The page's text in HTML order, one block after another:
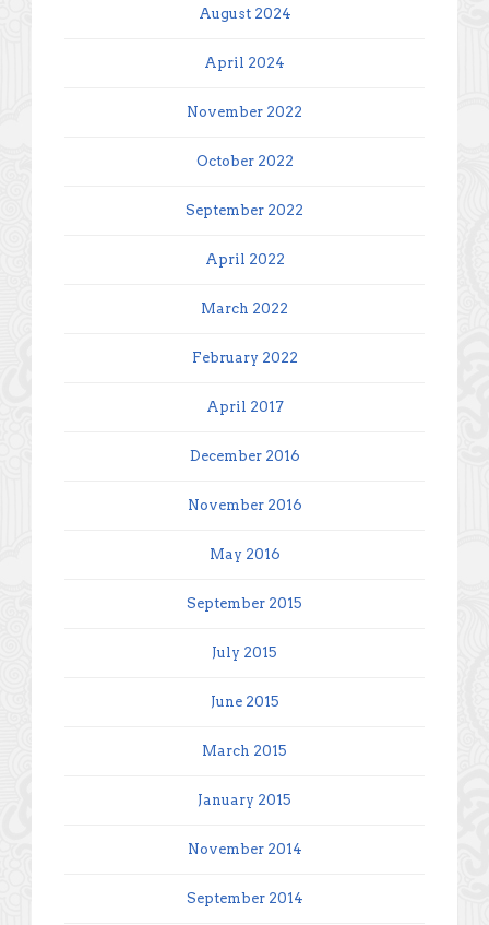
August 2024
April 2024
November 2022
October 2022
September 2022
April 2022
March 2022
February 2022
April 2017
December 2016
November 2016
May 2016
September 2015
July 2015
June 2015
March 2015
January 2015
November 2014
September 2014